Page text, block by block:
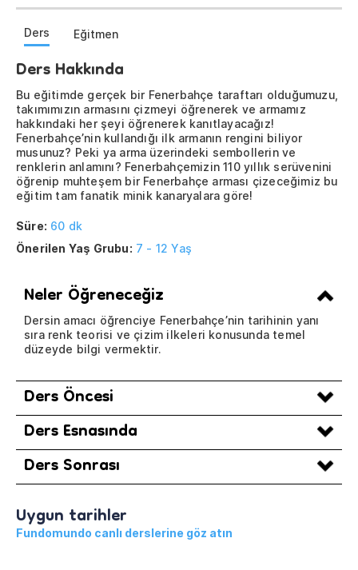
Ders Eğitmen
Ders Hakkında
Bu eğitimde gerçek bir Fenerbahçe taraftarı olduğumuzu,
takımımızın armasını çizmeyi öğrenerek ve armamız
hakkındaki her şeyi öğrenerek kanıtlayacağız!
Fenerbahçe’nin kullandığı ilk armanın rengini biliyor
musunuz? Peki ya arma üzerindeki sembollerin ve
renklerin anlamını? Fenerbahçemizin 110 yıllık serüvenini
öğrenip muhteşem bir Fenerbahçe arması çizeceğimiz bu
eğitim tam fanatik minik kanaryalara göre!
Süre: 60 dk
Önerilen Yaş Grubu: 7 - 12 Yaş
Neler Öğreneceğiz
Dersin amacı öğrenciye Fenerbahçe’nin tarihinin yanı
sıra renk teorisi ve çizim ilkeleri konusunda temel
düzeyde bilgi vermektir.
Ders Öncesi
Ders Esnasında
Ders Sonrası
Uygun tarihler
Fundomundo canlı derslerine göz atın